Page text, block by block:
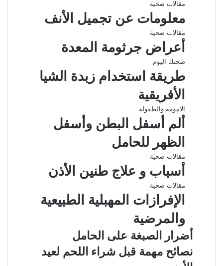
مقالات صحية
معلومات عن تجميل الأنف
مقالات صحية
أعراض جرثومة المعدة
صحتك اليوم
طريقة استخدام زبدة الشيا
الأفريقية
الامومة والطفولة
ألم أسفل البطن وأسفل
الظهر للحامل
مقالات صحية
أسباب و علاج طنين الأذن
مقالات صحية
الإفرازات المهبلية الطبيعية
والمرضية
أضرار الصبغة على الحامل
نصائح مهمة قبل شراء اللحم لعيد